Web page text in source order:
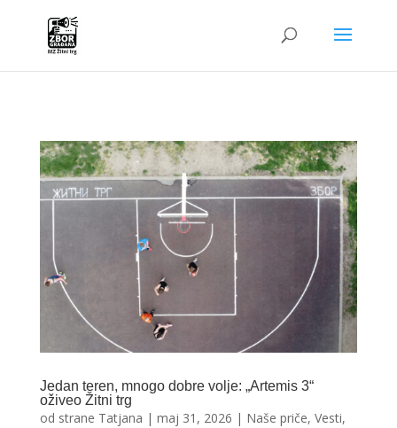
Jedan teren, mnogo dobre volje: „Artemis 3“
oživeo Žitni trg
od strane Tatjana | maj 31, 2026 | Naše priče, Vesti,